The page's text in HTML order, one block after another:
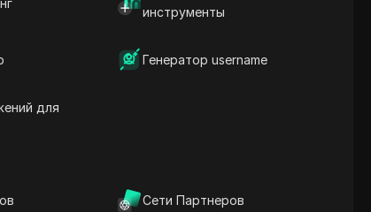
инструменты
Генератор username
для
Сети Партнеров
информация
слова
Связанные вопросы и
ответы
антидетект браузер